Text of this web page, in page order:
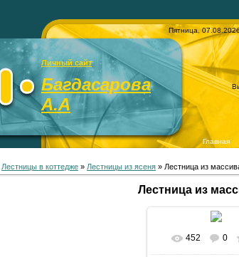
Пятница,
Личный сайт
Багдасарова
А.А
Главная
Лестницы в коттедже » Лестницы из ясеня » Лестница из
Лестница из
452 0